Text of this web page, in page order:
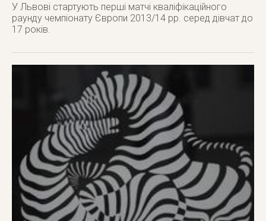
У Львові стартують перші матчі кваліфікаційного
раунду чемпіонату Європи 2013/14 рр. серед дівчат до
17 років.